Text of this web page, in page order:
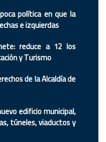
política en que la
e izquierdas
reduce a 12 los
y Turismo
de la Alcaldía de
edificio municipal,
túneles, viaductos y